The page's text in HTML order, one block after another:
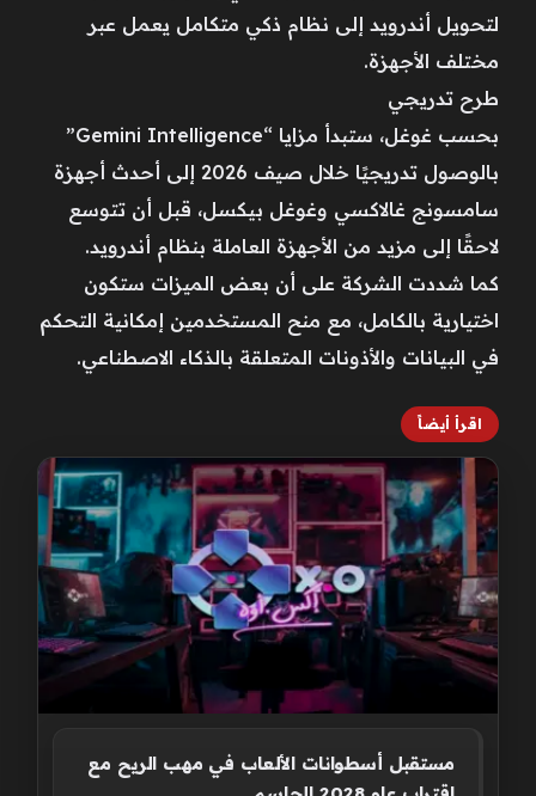
لتحويل أندرويد إلى نظام ذكي متكامل يعمل عبر
مختلف الأجهزة.
طرح تدريجي
بحسب غوغل، ستبدأ مزايا “Gemini Intelligence”
بالوصول تدريجيًا خلال صيف 2026 إلى أحدث أجهزة
سامسونج غالاكسي وغوغل بيكسل، قبل أن تتوسع
لاحقًا إلى مزيد من الأجهزة العاملة بنظام أندرويد.
كما شددت الشركة على أن بعض الميزات ستكون
اختيارية بالكامل، مع منح المستخدمين إمكانية التحكم
في البيانات والأذونات المتعلقة بالذكاء الاصطناعي.
اقرأ أيضاً
مستقبل أسطوانات الألعاب في مهب الريح مع